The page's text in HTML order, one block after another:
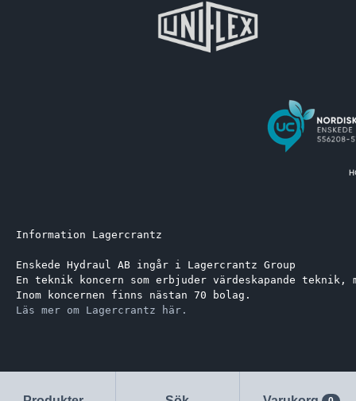
Information Lagercrantz
Enskede Hydraul AB ingår i Lagercrantz Group
En teknik koncern som erbjuder värdeskapande
Inom koncernen finns nästan 70 bolag.
Läs mer om Lagercrantz här.